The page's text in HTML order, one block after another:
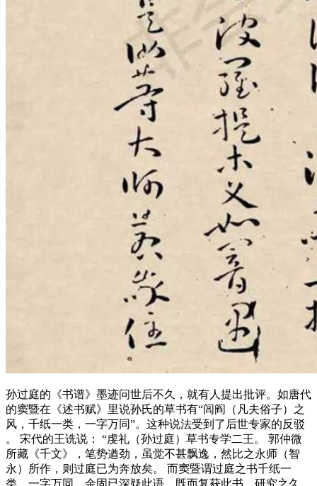
孙过庭的《书谱》墨迹问世后不久，就有人提出批评。如唐代
的窦暨在《述书赋》里说孙氏的草书有“闾阎（凡夫俗子）之
风，千纸一类，一字万同”。这种说法受到了后世专家的反驳
。 宋代的王诜说： “虔礼（孙过庭）草书专学二王。 郭仲微
所藏《千文》，笔势遒劲，虽觉不甚飘逸，然比之永师（智
永）所作，则过庭已为奔放矣。 而窦暨谓过庭之书千纸一
类，一字万同，余固已深疑此语，既而复获此书，研究之久，